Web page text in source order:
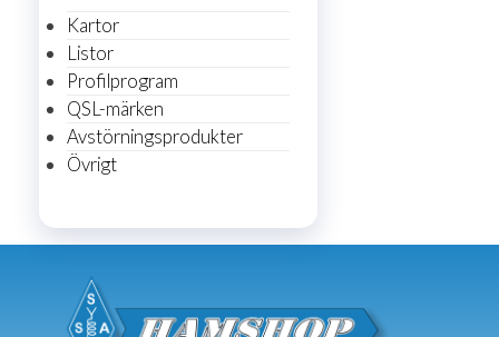
Kartor
Listor
Profilprogram
QSL-märken
Avstörningsprodukter
Övrigt